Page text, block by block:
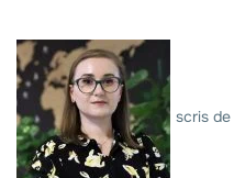
scris de